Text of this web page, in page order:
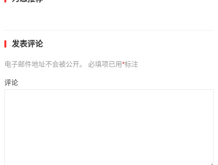
发表评论
电子邮件地址不会被公开。 必填项已用*标注
评论